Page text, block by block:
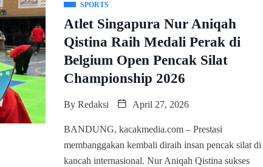
SPORTS
Atlet Singapura Nur Aniqah
Qistina Raih Medali Perak di
Belgium Open Pencak Silat
Championship 2026
By Redaksi April 27, 2026
BANDUNG, kacakmedia.com – Prestasi
membanggakan kembali diraih insan pencak silat di
kancah internasional. Nur Aniqah Qistina sukses